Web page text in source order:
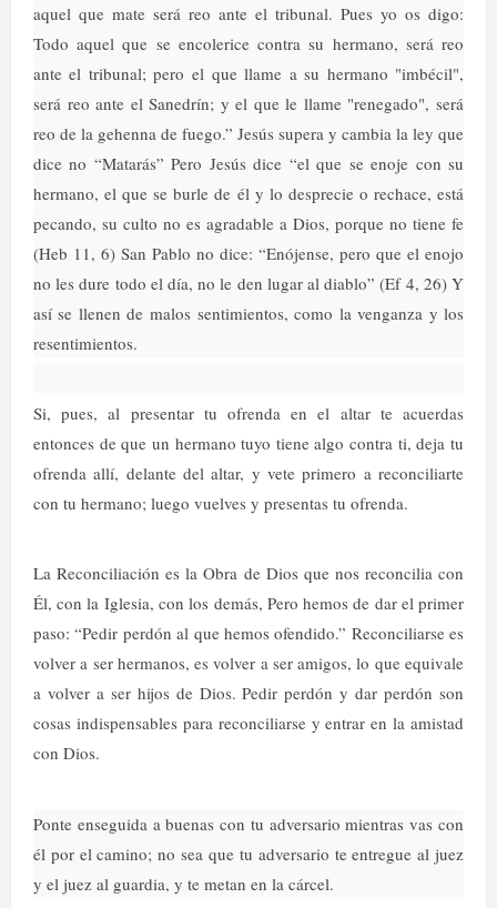
aquel que mate será reo ante el tribunal. Pues yo os digo:
Todo aquel que se encolerice contra su hermano, será reo
ante el tribunal; pero el que llame a su hermano "imbécil",
será reo ante el Sanedrín; y el que le llame "renegado", será
reo de la gehenna de fuego.” Jesús supera y cambia la ley que
dice no “Matarás” Pero Jesús dice “el que se enoje con su
hermano, el que se burle de él y lo desprecie o rechace, está
pecando, su culto no es agradable a Dios, porque no tiene fe
(Heb 11, 6) San Pablo no dice: “Enójense, pero que el enojo
no les dure todo el día, no le den lugar al diablo” (Ef 4, 26) Y
así se llenen de malos sentimientos, como la venganza y los
resentimientos.
Si, pues, al presentar tu ofrenda en el altar te acuerdas
entonces de que un hermano tuyo tiene algo contra ti, deja tu
ofrenda allí, delante del altar, y vete primero a reconciliarte
con tu hermano; luego vuelves y presentas tu ofrenda.
La Reconciliación es la Obra de Dios que nos reconcilia con
Él, con la Iglesia, con los demás, Pero hemos de dar el primer
paso: “Pedir perdón al que hemos ofendido.” Reconciliarse es
volver a ser hermanos, es volver a ser amigos, lo que equivale
a volver a ser hijos de Dios. Pedir perdón y dar perdón son
cosas indispensables para reconciliarse y entrar en la amistad
con Dios.
Ponte enseguida a buenas con tu adversario mientras vas con
él por el camino; no sea que tu adversario te entregue al juez
y el juez al guardia, y te metan en la cárcel.